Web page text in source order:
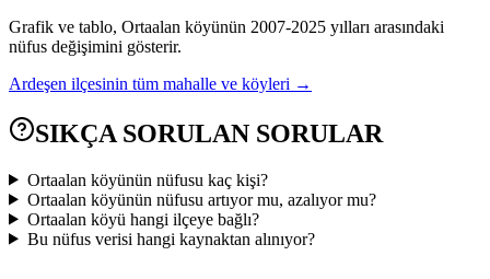
Grafik ve tablo, Ortaalan köyünün 2007-2025 yılları arasındaki
nüfus değişimini gösterir.
Ardeşen ilçesinin tüm mahalle ve köyleri →
SIKÇA SORULAN SORULAR
Ortaalan köyünün nüfusu kaç kişi?
Ortaalan köyünün nüfusu artıyor mu, azalıyor mu?
Ortaalan köyü hangi ilçeye bağlı?
Bu nüfus verisi hangi kaynaktan alınıyor?